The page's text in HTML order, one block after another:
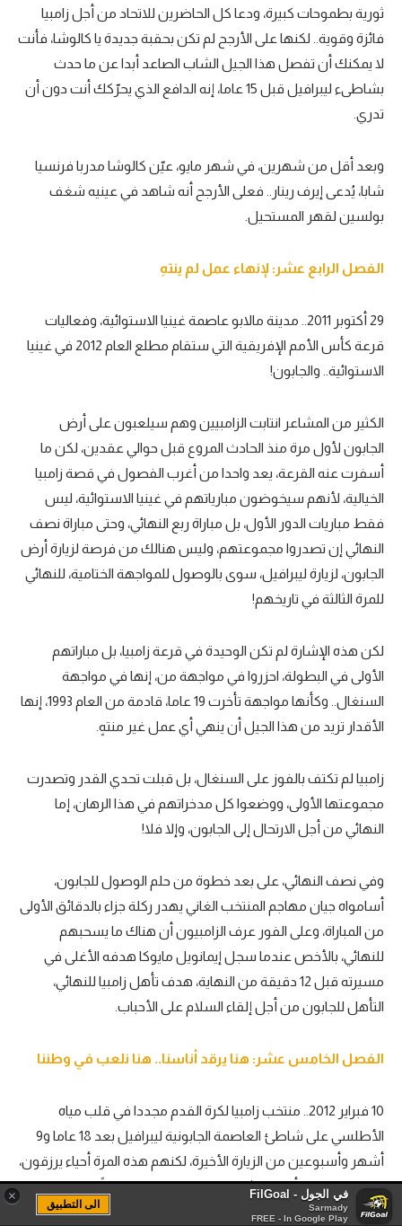
ثورية بطموحات كبيرة، ودعا كل الحاضرين للاتحاد من أجل زامبيا
فائزة وقوية.. لكنها على الأرجح لم تكن بحقبة جديدة يا كالوشا، فأنت
لا يمكنك أن تفصل هذا الجيل الشاب الصاعد أبدا عن ما حدث
بشاطىء ليبرافيل قبل 15 عاما، إنه الدافع الذي يحرّكك أنت دون أن
تدري.
وبعد أقل من شهرين، في شهر مايو، عيّن كالوشا مدربا فرنسيا
شابا، يُدعى إيرف رينار.. فعلى الأرجح أنه شاهد في عينيه شغف
بولسين لقهر المستحيل.
الفصل الرابع عشر: لإنهاء عمل لم ينتهِ
29 أكتوبر 2011.. مدينة مالابو عاصمة غينيا الاستوائية، وفعاليات
قرعة كأس الأمم الإفريقية التي ستقام مطلع العام 2012 في غينيا
الاستوائية.. والجابون!
الكثير من المشاعر انتابت الزامبيين وهم سيلعبون على أرض
الجابون لأول مرة منذ الحادث المروع قبل حوالي عقدين، لكن ما
أسفرت عنه القرعة، يعد واحدا من أغرب الفصول في قصة زامبيا
الخيالية، لأنهم سيخوضون مبارياتهم في غينيا الاستوائية، ليس
فقط مباريات الدور الأول، بل مباراة ربع النهائي، وحتى مباراة نصف
النهائي إن تصدروا مجموعتهم، وليس هنالك من فرصة لزيارة أرض
الجابون، لزيارة ليبرافيل، سوى بالوصول للمواجهة الختامية، للنهائي
للمرة الثالثة في تاريخهم!
لكن هذه الإشارة لم تكن الوحيدة في قرعة زامبيا، بل مباراتهم
الأولى في البطولة، احزروا في مواجهة من، إنها في مواجهة
السنغال.. وكأنها مواجهة تأخرت 19 عاما، قادمة من العام 1993، إنها
الأقدار تريد من هذا الجيل أن ينهي أي عمل غير منتهٍ.
زامبيا لم تكتف بالفوز على السنغال، بل قبلت تحدي القدر وتصدرت
مجموعتها الأولى، ووضعوا كل مدخراتهم في هذا الرهان، إما
النهائي من أجل الارتحال إلى الجابون، وإلا فلا!
وفي نصف النهائي، على بعد خطوة من حلم الوصول للجابون،
أسامواه جيان مهاجم المنتخب الغاني يهدر ركلة جزاء بالدقائق الأولى
من المباراة، وعلى الفور عرف الزامبيون أن هناك ما يسحبهم
للنهائي، بالأخص عندما سجل إيمانويل مايوكا هدفه الأغلى في
مسيرته قبل 12 دقيقة من النهاية، هدف تأهل زامبيا للنهائي،
التأهل للجابون من أجل إلقاء السلام على الأحباب.
الفصل الخامس عشر: هنا يرقد أناسنا.. هنا نلعب في وطننا
10 فبراير 2012.. منتخب زامبيا لكرة القدم مجددا في قلب مياه
الأطلسي على شاطئ العاصمة الجابونية ليبرافيل بعد 18 عاما و9
أشهر وأسبوعين من الزيارة الأخيرة، لكنهم هذه المرة أحياء يرزقون،
هذه المرة دخل أفراد التشبولوبولو إلى المياه طواعيةً، حاملين
الزهور في أيديهم، ليلقوا التحية على أسلافهم.
× في الجول - FilGoal
Sarmady
FREE - In Google Play
الى التطبيق